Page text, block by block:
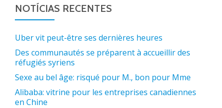
NOTÍCIAS RECENTES
Uber vit peut-être ses dernières heures
Des communautés se préparent à accueillir des
réfugiés syriens
Sexe au bel âge: risqué pour M., bon pour Mme
Alibaba: vitrine pour les entreprises canadiennes
en Chine